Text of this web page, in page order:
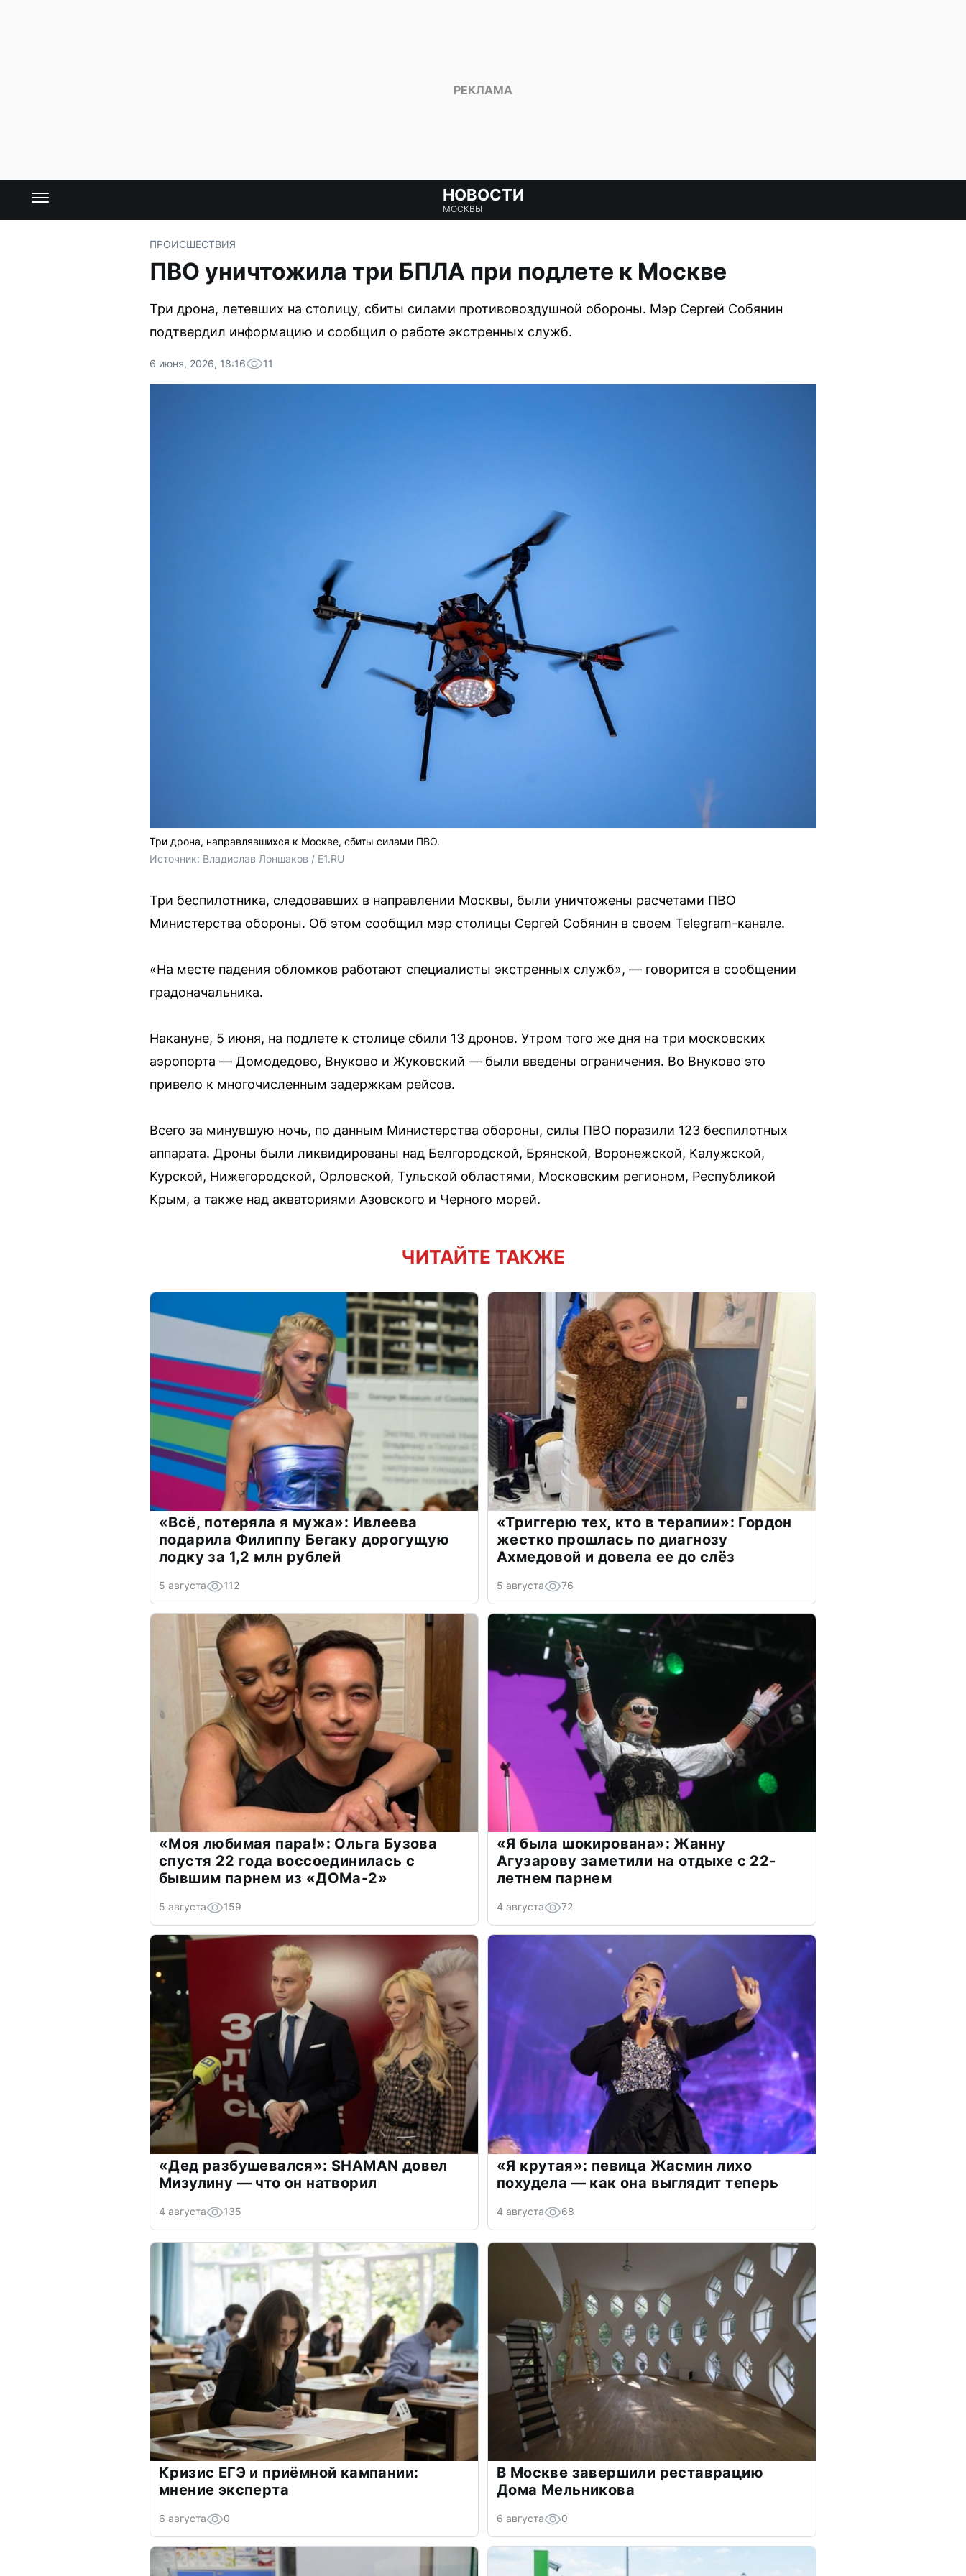
НОВОСТИ
МОСКВЫ
ПРОИСШЕСТВИЯ
ПВО уничтожила три БПЛА при подлете к Москве
Три дрона, летевших на столицу, сбиты силами противовоздушной обороны. Мэр Сергей Собянин
подтвердил информацию и сообщил о работе экстренных служб.
6 июня, 2026, 18:16 11
Три дрона, направлявшихся к Москве, сбиты силами ПВО.
Источник: Владислав Лоншаков / E1.RU
Три беспилотника, следовавших в направлении Москвы, были уничтожены расчетами ПВО
Министерства обороны. Об этом сообщил мэр столицы Сергей Собянин в своем Telegram-канале.
«На месте падения обломков работают специалисты экстренных служб», — говорится в сообщении
градоначальника.
Накануне, 5 июня, на подлете к столице сбили 13 дронов. Утром того же дня на три московских
аэропорта — Домодедово, Внуково и Жуковский — были введены ограничения. Во Внуково это
привело к многочисленным задержкам рейсов.
Всего за минувшую ночь, по данным Министерства обороны, силы ПВО поразили 123 беспилотных
аппарата. Дроны были ликвидированы над Белгородской, Брянской, Воронежской, Калужской,
Курской, Нижегородской, Орловской, Тульской областями, Московским регионом, Республикой
Крым, а также над акваториями Азовского и Черного морей.
ЧИТАЙТЕ ТАКЖЕ
«Всё, потеряла я мужа»: Ивлеева
подарила Филиппу Бегаку дорогущую
лодку за 1,2 млн рублей
5 августа 112
«Триггерю тех, кто в терапии»: Гордон
жестко прошлась по диагнозу
Ахмедовой и довела ее до слёз
5 августа 76
«Моя любимая пара!»: Ольга Бузова
спустя 22 года воссоединилась с
бывшим парнем из «ДОМа-2»
5 августа 159
«Я была шокирована»: Жанну
Агузарову заметили на отдыхе с 22-
летнем парнем
4 августа 72
«Дед разбушевался»: SHAMAN довел
Мизулину — что он натворил
4 августа 135
«Я крутая»: певица Жасмин лихо
похудела — как она выглядит теперь
4 августа 68
Кризис ЕГЭ и приёмной кампании:
мнение эксперта
6 августа 0
В Москве завершили реставрацию
Дома Мельникова
6 августа 0